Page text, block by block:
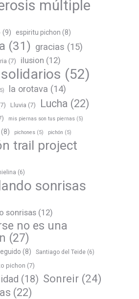
múltiple
(9) espiritu pichon (8)
(31) gracias (15)
(7) ilusion (12)
(52)
la orotava (14)
Lluvia (7) Lucha (22)
mis piernas son tus piernas (5)
(8) pichones (5) pichón (5)
trail project
(6)
sonrisas
sonrisas (12)
no es una
(27)
(8) Santiago del Teide (6)
pichon (7)
(18) Sonreir (24)
(22)